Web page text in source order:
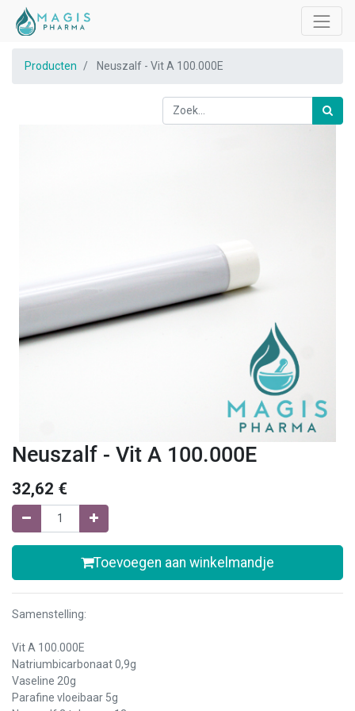
Producten Neuszalf - Vit A 100.000E
Neuszalf - Vit A 100.000E
32,62 €
Toevoegen aan winkelmandje
Samenstelling:
Vit A 100.000E
Natriumbicarbonaat 0,9g
Vaseline 20g
Parafine vloeibaar 5g